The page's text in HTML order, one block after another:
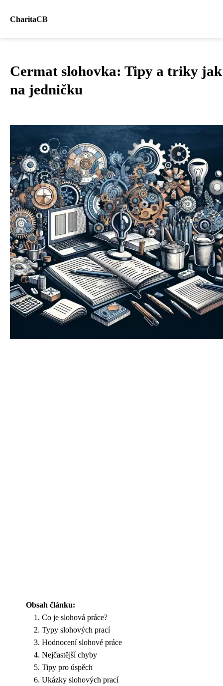
CharitaCB
Cermat slohovka: Tipy a triky jak
na jedničku
Obsah článku:
Co je slohová práce?
Typy slohových prací
Hodnocení slohové práce
Nejčastější chyby
Tipy pro úspěch
Ukázky slohových prací